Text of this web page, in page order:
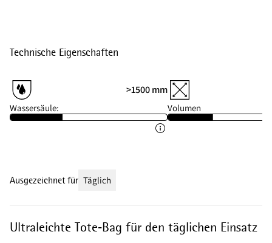
Technische Eigenschaften
>1500 mm
Wassersäule: Volumen
Ultraleichte Tote‑Bag für den täglichen Einsatz
Ausgezeichnet für Täglich